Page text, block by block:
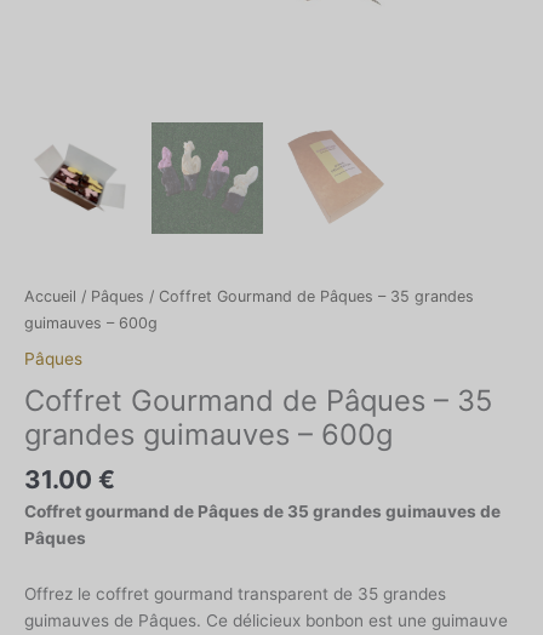
Accueil / Pâques / Coffret Gourmand de Pâques – 35 grandes
guimauves – 600g
Pâques
Coffret Gourmand de Pâques – 35
grandes guimauves – 600g
31.00 €
Coffret gourmand de Pâques de 35 grandes guimauves de
Pâques
Offrez le coffret gourmand transparent de 35 grandes
guimauves de Pâques. Ce délicieux bonbon est une guimauve